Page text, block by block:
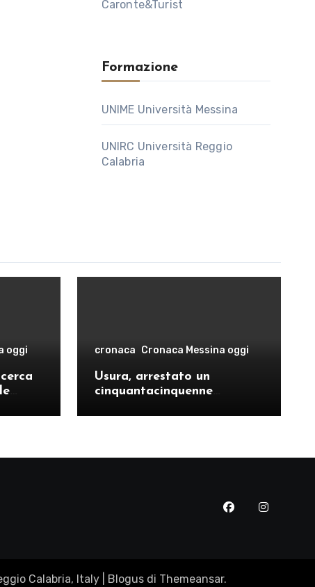
Caronte&Turist
Formazione
UNIME Università Messina
UNIRC Università Reggio
Calabria
oggi cronaca Cronaca Messina oggi
Usura, arrestato un
cinquantacinquenne
Calabria, Italy Blogus di Themeansar.